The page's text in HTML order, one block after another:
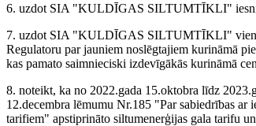
6. uzdot SIA "KULDĪGAS SILTUMTĪKLI"
7. uzdot SIA "KULDĪGAS SILTUMTĪKLI"
Regulatoru par jauniem noslēgtajiem kurināmā
kas pamato saimnieciski izdevīgākās kurināmā
8. noteikt, ka no 2022.gada 15.oktobra līdz
12.decembra lēmumu Nr.185 "Par sabiedrības
tarifiem" apstiprināto siltumenerģijas gala tarifu